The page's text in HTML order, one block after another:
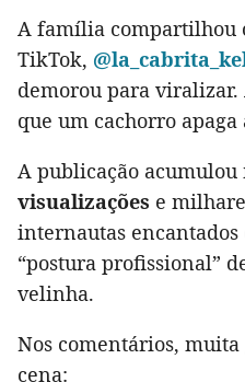
A família compartilhou
TikTok,
demorou para
que um cachorro apaga
A publicação acumulou
visualizações e
internautas
“postura profissional”
velinha.
Nos comentários,
cena: